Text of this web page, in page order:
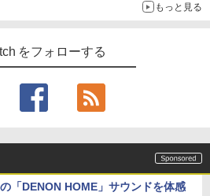
もっと見る
をフォローする
「DENON HOME」サウンドを体感